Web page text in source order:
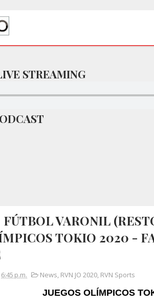
STREAMING
FÚTBOL VARONIL
TOKIO 2020 -
6:45 p.m. News, RVN JO 2020, RVN Sports
JUEGOS OLÍMPICOS